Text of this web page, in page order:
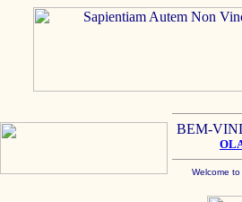
BEM-
Welcome